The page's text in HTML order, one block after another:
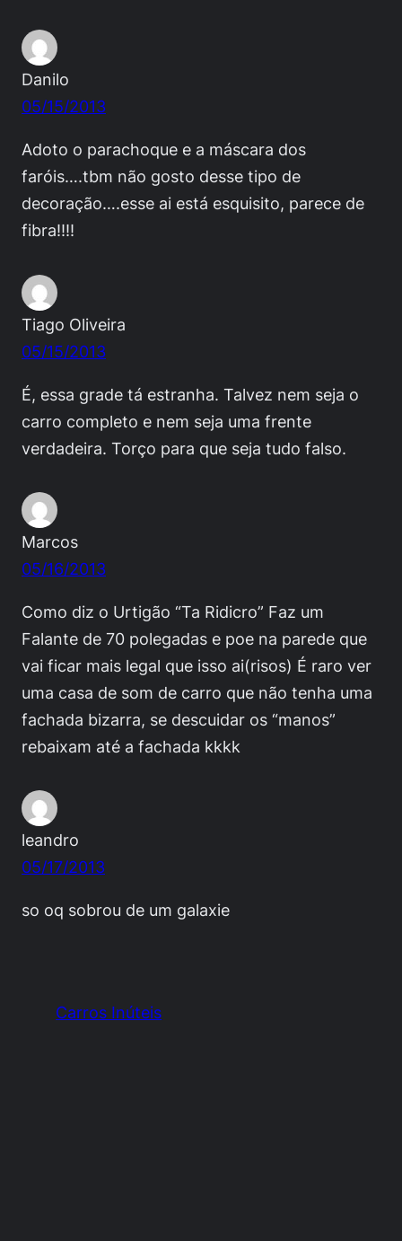
Danilo
05/15/2013
Adoto o parachoque e a máscara dos
faróis….tbm não gosto desse tipo de
decoração….esse ai está esquisito, parece de
fibra!!!!
Tiago Oliveira
05/15/2013
É, essa grade tá estranha. Talvez nem seja o
carro completo e nem seja uma frente
verdadeira. Torço para que seja tudo falso.
Marcos
05/16/2013
Como diz o Urtigão “Ta Ridicro” Faz um
Falante de 70 polegadas e poe na parede que
vai ficar mais legal que isso ai(risos) É raro ver
uma casa de som de carro que não tenha uma
fachada bizarra, se descuidar os “manos”
rebaixam até a fachada kkkk
leandro
05/17/2013
so oq sobrou de um galaxie
Carros Inúteis